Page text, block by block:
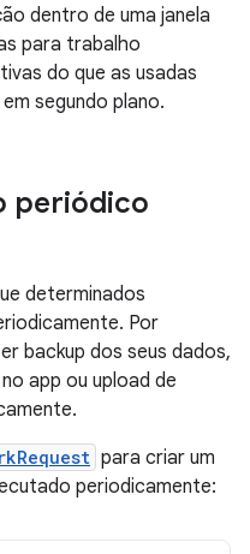
dentro de uma janela
para trabalho
do que as usadas
segundo plano.
periódico
determinados
Por
backup dos seus dados,
app ou upload de
para criar um
periodicamente: